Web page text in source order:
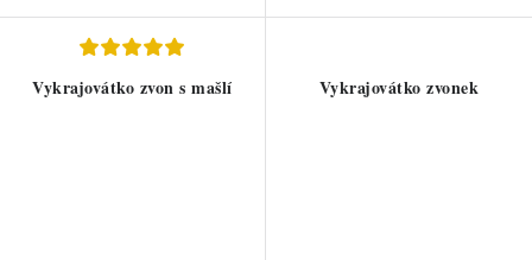
Vykrajovátko zvon s mašlí Vykrajovátko zvonek